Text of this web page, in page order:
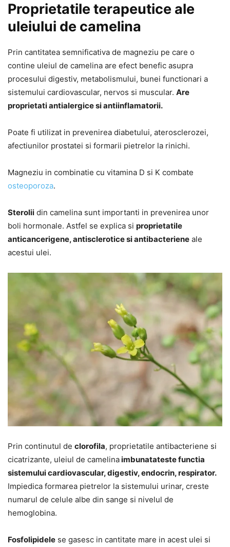
Proprietatile terapeutice ale
uleiului de camelina
Prin cantitatea semnificativa de magneziu pe care o
contine uleiul de camelina are efect benefic asupra
procesului digestiv, metabolismului, bunei functionari a
sistemului cardiovascular, nervos si muscular. Are
proprietati antialergice si antiinflamatorii.
Poate fi utilizat in prevenirea diabetului, aterosclerozei,
afectiunilor prostatei si formarii pietrelor la rinichi.
Magneziu in combinatie cu vitamina D si K combate
osteoporoza.
Sterolii din camelina sunt importanti in prevenirea unor
boli hormonale. Astfel se explica si proprietatile
anticancerigene, antisclerotice si antibacteriene ale
acestui ulei.
Prin continutul de clorofila, proprietatile antibacteriene si
cicatrizante, uleiul de camelinaimbunatateste functia
sistemului cardiovascular, digestiv, endocrin, respirator.
Impiedica formarea pietrelor la sistemului urinar, creste
numarul de celule albe din sange si nivelul de
hemoglobina.
Fosfolipidele se gasesc in cantitate mare in acest ulei si